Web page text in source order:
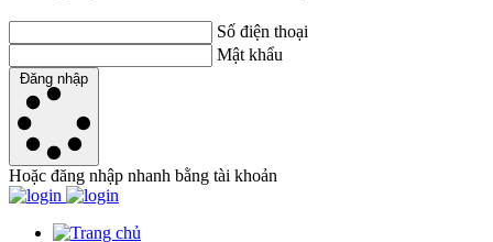
Số điện thoại
Mật khẩu
Đăng nhập
Hoặc đăng nhập nhanh bằng tài khoản